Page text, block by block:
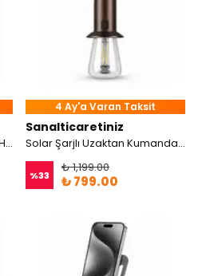
Solar Güneş Enerjili Radyolu Hazır Aydınlatma ve Kamp Seti
4 Ay'a Varan Taksit
Sanalticaretiniz
Solar Şarjlı Uzaktan Kumandalı Kamp Feneri
%33
₺ 1,199.00
₺ 799.00